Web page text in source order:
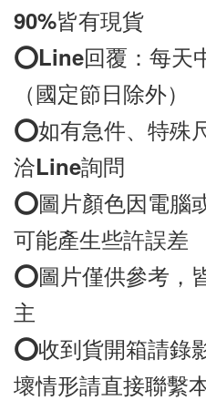
90%皆有現貨
⭕️Line回覆：每天
（國定節日除外）
⭕️如有急件、特殊
洽Line詢問
⭕️圖片顏色因電腦
可能產生些許誤差
⭕️圖片僅供參考，
⭕️收到貨開箱請錄
壞情形請直接聯繫